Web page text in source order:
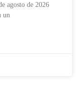
agosto de 2026
un